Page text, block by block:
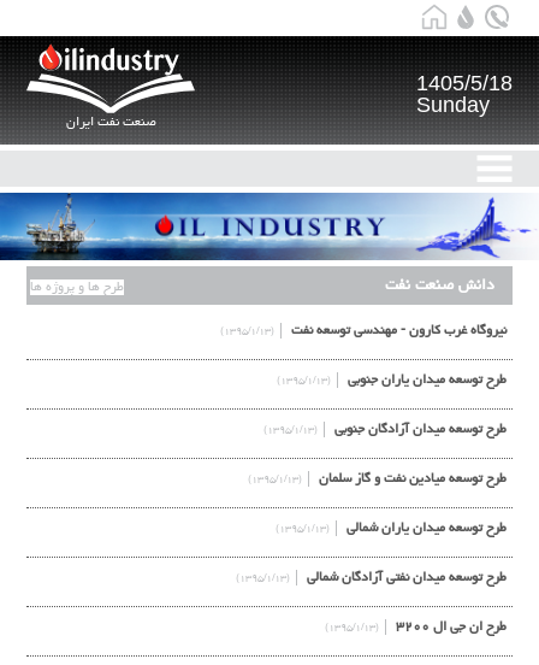
صنعت نفت ایران
1405/5/18
Sunday
دانش صنعت نفت طرح ها و پروژه ها
نيروگاه غرب كارون - مهندسی توسعه نفت (۱۳۹۵/۱/۱۳)
طرح توسعه ميدان ياران جنوبي (۱۳۹۵/۱/۱۳)
طرح توسعه ميدان آزادگان جنوبي (۱۳۹۵/۱/۱۳)
طرح توسعه ميادين نفت و گاز سلمان (۱۳۹۵/۱/۱۳)
طرح توسعه ميدان ياران شمالي (۱۳۹۵/۱/۱۳)
طرح توسعه ميدان نفتي آزادگان شمالي (۱۳۹۵/۱/۱۳)
طرح ان جی ال ۳۲۰۰ (۱۳۹۵/۱/۱۳)